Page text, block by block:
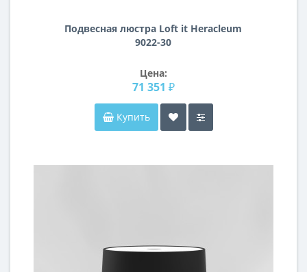
Подвесная люстра Loft it Heracleum
9022-30
Цена:
71 351 ₽
Купить